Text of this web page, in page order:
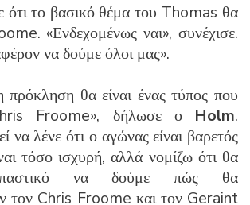
ότι το βασικό θέμα του Thomas θα
«Ενδεχομένως ναι», συνέχισε.
να δούμε όλοι μας».
πρόκληση θα είναι ένας τύπος που
Froome», δήλωσε ο Holm.
να λένε ότι ο αγώνας είναι βαρετός
τόσο ισχυρή, αλλά νομίζω ότι θα
να δούμε πώς θα
τον Chris Froome και τον Geraint